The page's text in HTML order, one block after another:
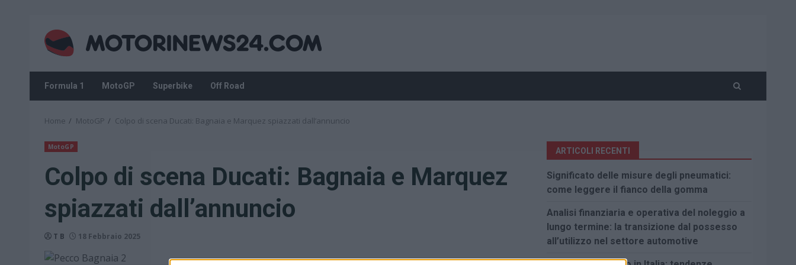
content
Formula 1 MotoGP Superbike Off Road
Home MotoGP Colpo di scena Ducati: Bagnaia e Marquez spiazzati dall’annuncio
MotoGP
Colpo di scena Ducati: Bagnaia e Marquez
spiazzati dall’annuncio
T B 18 Febbraio 2025
ARTICOLI RECENTI
Significato delle misure degli pneumatici:
come leggere il fianco della gomma
Analisi finanziaria e operativa del noleggio a
lungo termine: la transizione dal possesso
all’utilizzo nel settore automotive